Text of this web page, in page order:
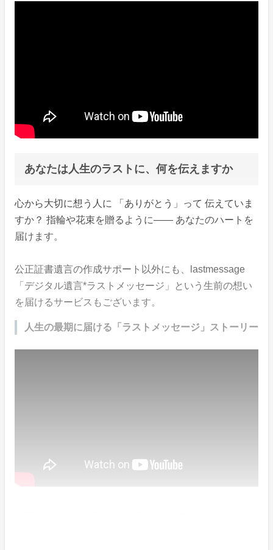
あなたは人生のラストに、何を伝えますか
心から大切に想う人に 「ありがとう」って 伝えていま
すか？ 指輪や花束を贈るように―― あなたのハートを
届けます。
公正証書遺言の作成サポート以外にも、lastmessage
「デジタル遺言*ラストメッセージ」という生前の想い
を届けるサービスもございます。
人生の最期に届ける「ラストメッセージ」ストーリー